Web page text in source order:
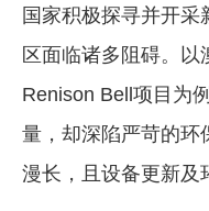
国家积极探寻并开
区面临诸多阻碍。以
Renison Bell项目为
量，却深陷严苛的环
漫长，且设备更新及